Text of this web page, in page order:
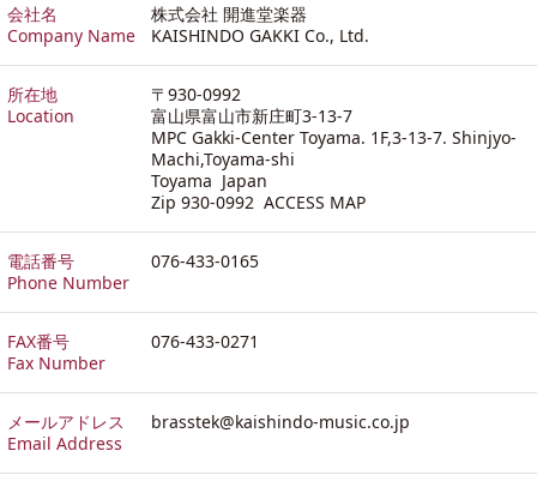
会社名
Company Name
株式会社 開進堂楽器
KAISHINDO GAKKI Co., Ltd.
所在地
Location
〒930-0992
富山県富山市新庄町3-13-7
MPC Gakki-Center Toyama. 1F,3-13-7. Shinjyo-
Machi,Toyama-shi
Toyama Japan
Zip 930-0992 ACCESS MAP
電話番号
Phone Number
076-433-0165
FAX番号
Fax Number
076-433-0271
メールアドレス
Email Address
brasstek@kaishindo-music.co.jp